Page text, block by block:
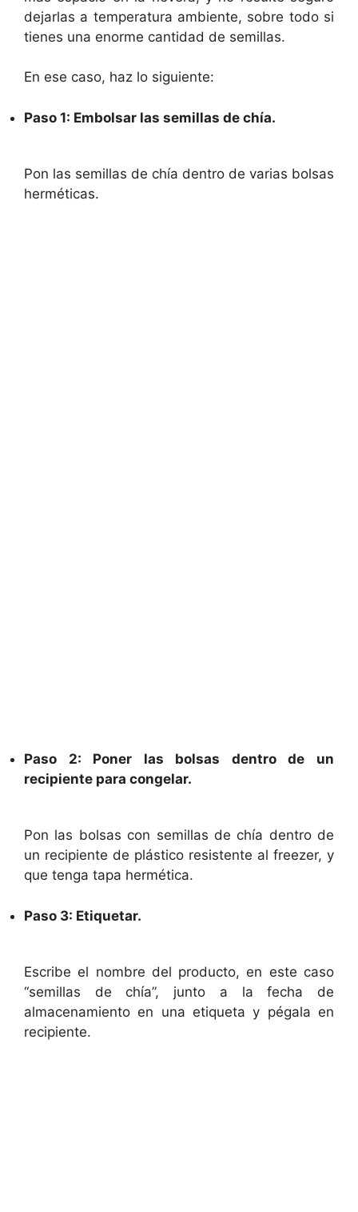
dejarlas a temperatura ambiente, sobre todo si
tienes una enorme cantidad de semillas.
En ese caso, haz lo siguiente:
Paso 1: Embolsar las semillas de chía.
Pon las semillas de chía dentro de varias bolsas
herméticas.
Paso 2: Poner las bolsas dentro de un
recipiente para congelar.
Pon las bolsas con semillas de chía dentro de
un recipiente de plástico resistente al freezer, y
que tenga tapa hermética.
Paso 3: Etiquetar.
Escribe el nombre del producto, en este caso
“semillas de chía”, junto a la fecha de
almacenamiento en una etiqueta y pégala en
recipiente.